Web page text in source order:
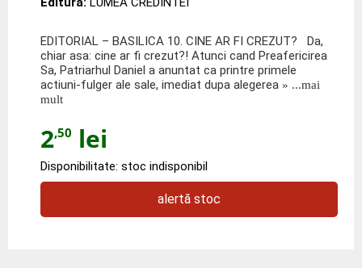
EDITORIAL – BASILICA 10. CINE AR FI CREZUT? Da,
chiar asa: cine ar fi crezut?! Atunci cand Preafericirea
Sa, Patriarhul Daniel a anuntat ca printre primele
actiuni-fulger ale sale, imediat dupa alegerea » ...mai
mult
2,50 lei
Disponibilitate: stoc indisponibil
alertă stoc